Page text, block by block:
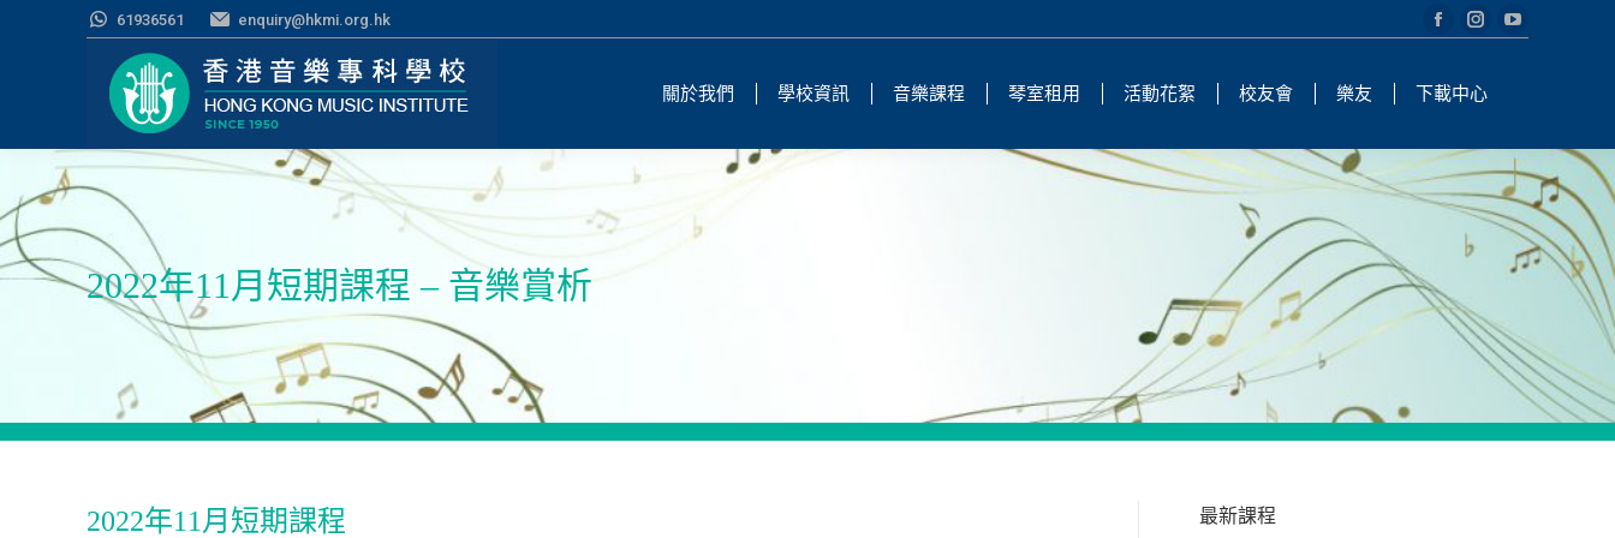
61936561 enquiry@hkmi.org.hk
Facebook
opens
new
window
Instagram
opens
new
window
YouTube
new
window
關於我們 學校資訊 音樂課程 琴室租用 活動花絮 校友會 樂友 下載中心
2022年11月短期課程 – 音樂賞析
2022年11月短期課程 最新課程